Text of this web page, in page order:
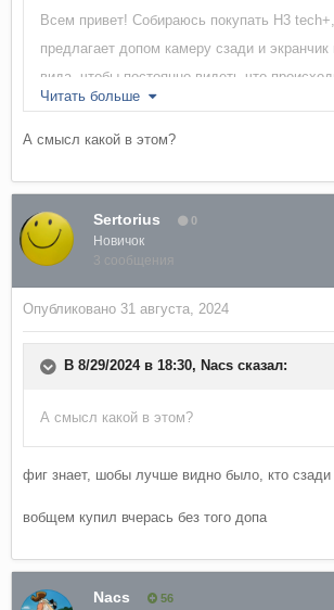
Всем привет! Собираюсь покупать H3
предлагает допом камеру сзади и экранчик
вида, чтобы постоянно видеть что
бойницу плохо видно. Предлагает аж за 50к
Кто-нить знает, где сие подешевле можно
Читать больше
А смысл какой в этом?
Sertorius 0
Новичок
3 сообщения
Опубликовано 31 августа, 2024
В 8/29/2024 в 18:30, Nacs сказал:
А смысл какой в этом?
фиг знает, шобы лучше видно было, кто сзади
вобщем купил вчерась без того допа
Nacs 56